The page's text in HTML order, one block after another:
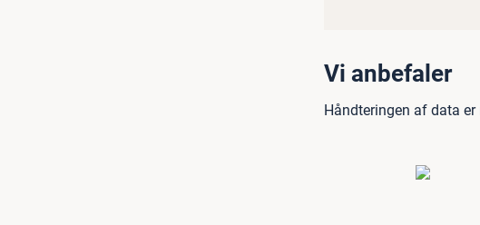
Vi anbefaler
Håndteringen af data